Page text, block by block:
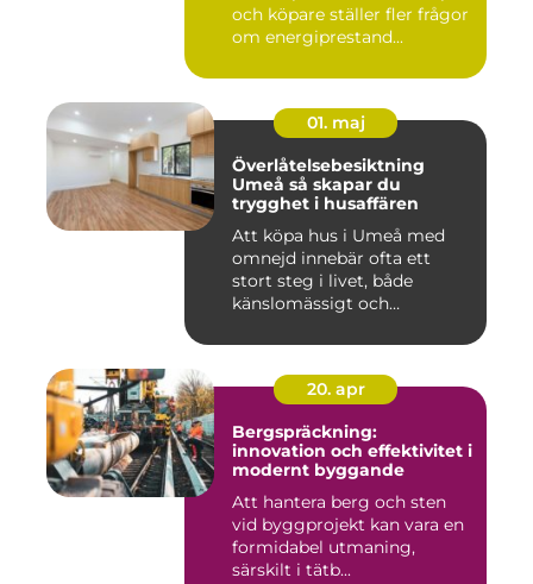
och köpare ställer fler frågor
om energiprestand...
01. maj
Överlåtelsebesiktning
Umeå så skapar du
trygghet i husaffären
Att köpa hus i Umeå med
omnejd innebär ofta ett
stort steg i livet, både
känslomässigt och
20. apr
Bergspräckning:
innovation och effektivitet i
modernt byggande
Att hantera berg och sten
vid byggprojekt kan vara en
formidabel utmaning,
särskilt i tätb...